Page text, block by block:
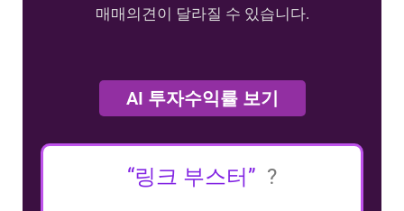
매매의견이 달라질 수 있습니다.
AI 투자수익률 보기
“링크 부스터” ?